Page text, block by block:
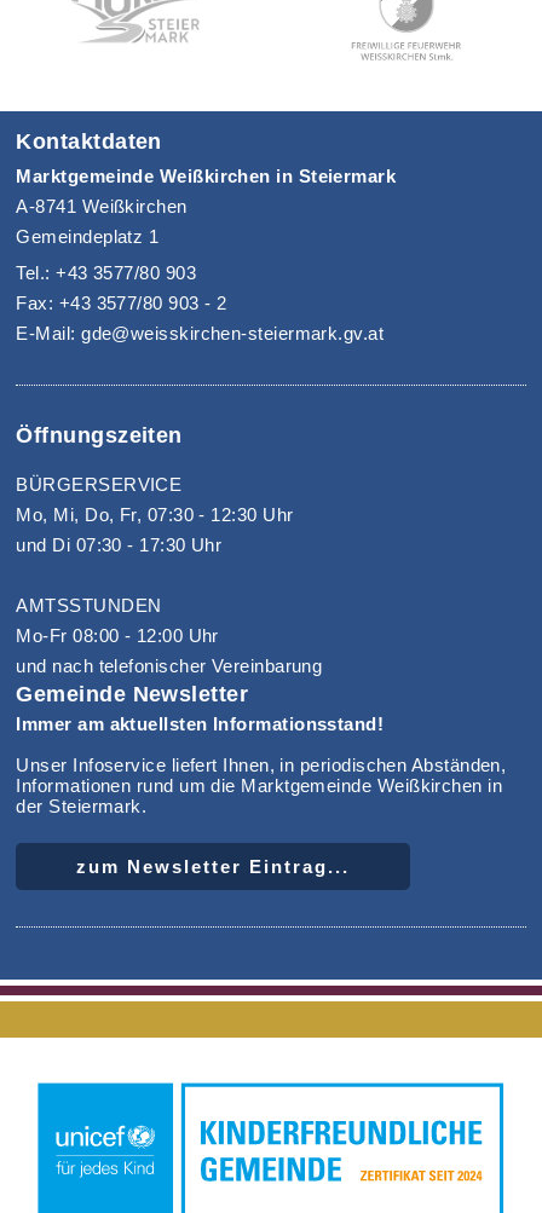
Kontaktdaten
Marktgemeinde Weißkirchen in Steiermark
A-8741 Weißkirchen
Gemeindeplatz 1
Tel.: +43 3577/80 903
Fax: +43 3577/80 903 - 2
E-Mail: gde@weisskirchen-steiermark.gv.at
Öffnungszeiten
BÜRGERSERVICE
Mo, Mi, Do, Fr, 07:30 - 12:30 Uhr
und Di 07:30 - 17:30 Uhr
AMTSSTUNDEN
Mo-Fr 08:00 - 12:00 Uhr
und nach telefonischer Vereinbarung
Gemeinde Newsletter
Immer am aktuellsten Informationsstand!
Unser Infoservice liefert Ihnen, in periodischen Abständen,
Informationen rund um die Marktgemeinde Weißkirchen in
der Steiermark.
zum Newsletter Eintrag...